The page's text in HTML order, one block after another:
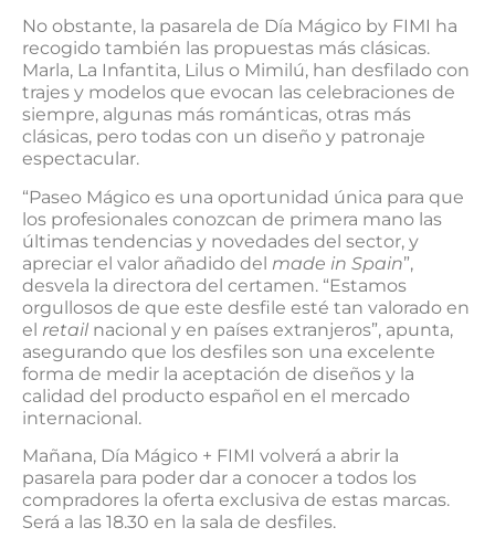
No obstante, la pasarela de Día Mágico by FIMI ha
recogido también las propuestas más clásicas.
Marla, La Infantita, Lilus o Mimilú, han desfilado con
trajes y modelos que evocan las celebraciones de
siempre, algunas más románticas, otras más
clásicas, pero todas con un diseño y patronaje
espectacular.
“Paseo Mágico es una oportunidad única para que
los profesionales conozcan de primera mano las
últimas tendencias y novedades del sector, y
apreciar el valor añadido del made in Spain”,
desvela la directora del certamen. “Estamos
orgullosos de que este desfile esté tan valorado en
el retail nacional y en países extranjeros”, apunta,
asegurando que los desfiles son una excelente
forma de medir la aceptación de diseños y la
calidad del producto español en el mercado
internacional.
Mañana, Día Mágico + FIMI volverá a abrir la
pasarela para poder dar a conocer a todos los
compradores la oferta exclusiva de estas marcas.
Será a las 18.30 en la sala de desfiles.